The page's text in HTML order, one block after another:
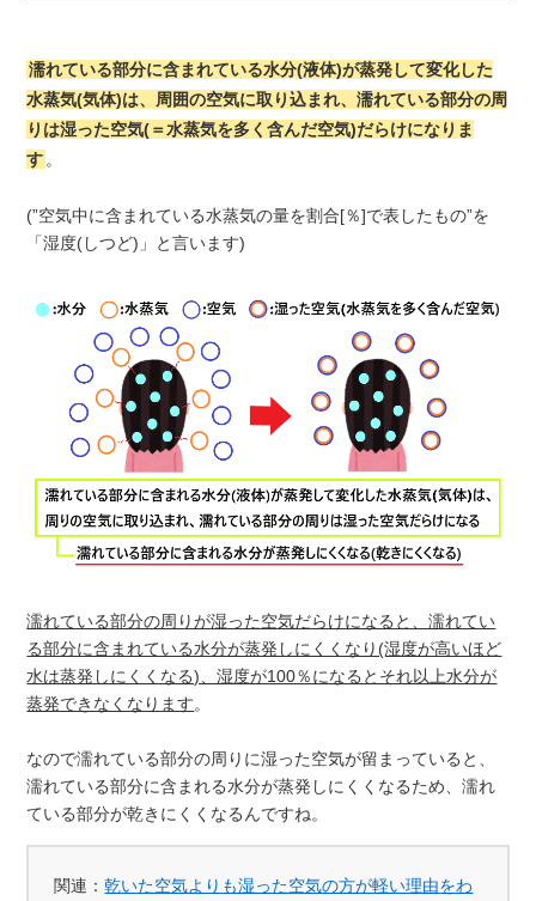
濡れている部分に含まれている水分(液体)が蒸発して変化した
水蒸気(気体)は、周囲の空気に取り込まれ、濡れている部分の周
りは湿った空気(＝水蒸気を多く含んだ空気)だらけになりま
す 。
(”空気中に含まれている水蒸気の量を割合[％]で表したもの”を
「湿度(しつど)」と言います)
濡れている部分の周りが湿った空気だらけになると、濡れてい
る部分に含まれている水分が蒸発しにくくなり(湿度が高いほど
水は蒸発しにくくなる)、湿度が100％になるとそれ以上水分が
蒸発できなくなります。
なので濡れている部分の周りに湿った空気が留まっていると、
濡れている部分に含まれる水分が蒸発しにくくなるため、濡れ
ている部分が乾きにくくなるんですね。
関連：乾いた空気よりも湿った空気の方が軽い理由をわ